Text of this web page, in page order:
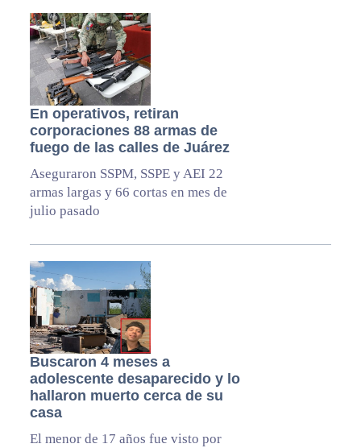
En operativos, retiran
corporaciones 88 armas de
fuego de las calles de Juárez
Aseguraron SSPM, SSPE y AEI 22
armas largas y 66 cortas en mes de
julio pasado
Buscaron 4 meses a
adolescente desaparecido y lo
hallaron muerto cerca de su
casa
El menor de 17 años fue visto por